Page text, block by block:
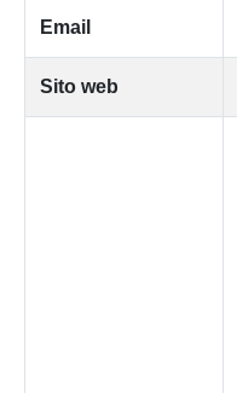
Email
Sito web